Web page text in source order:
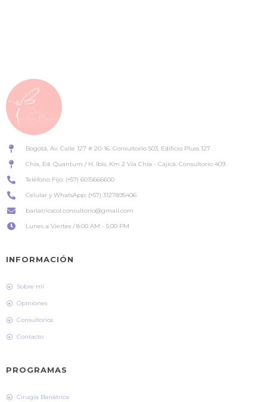
Bogotá, Av. Calle 127 # 20-16. Consultorio 503, Edificio Pluss 127
Chía, Ed. Quantum / H. Ibis. Km 2 Vía Chía - Cajicá. Consultorio 409.
Teléfono Fijo: (+57) 6015666600
Celular y WhatsApp: (+57) 3127895406
bariatricscol.consultorio@gmail.com
Lunes a Viertes / 8:00 AM - 5:00 PM
INFORMACIÓN
Sobre mí
Opiniones
Consultorios
Contacto
PROGRAMAS
Cirugía Bariátrica